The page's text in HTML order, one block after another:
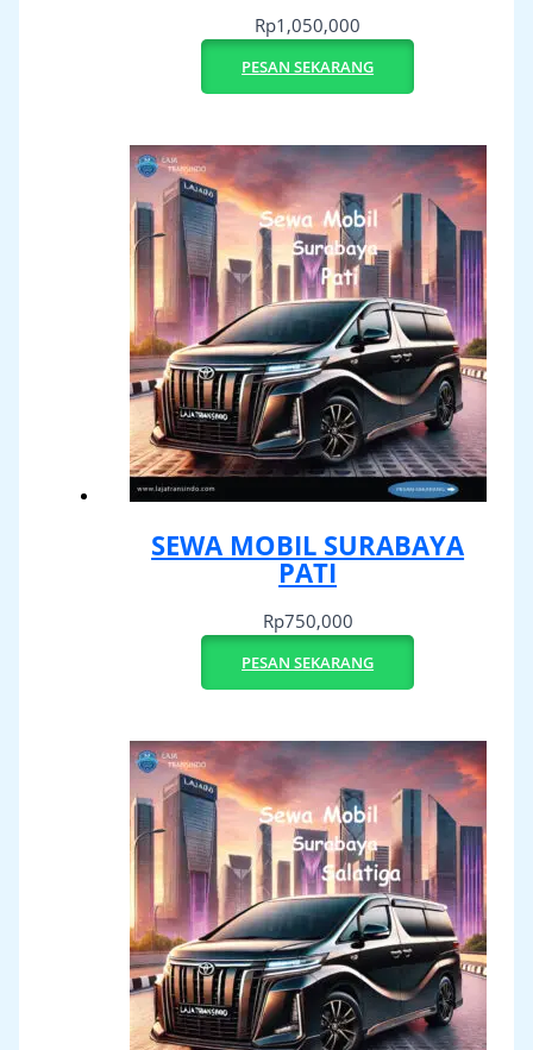
Rp1,050,000
PESAN SEKARANG
SEWA MOBIL SURABAYA
PATI
Rp750,000
PESAN SEKARANG